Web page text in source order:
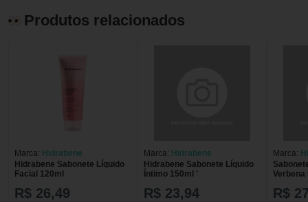
Produtos relacionados
Marca: Hidrabene
Hidrabene Sabonete Líquido
Facial 120ml
R$ 26,49
Marca: Hidrabene
Hidrabene Sabonete Líquido
Íntimo 150ml '
R$ 23,94
Marca:
Verbena
R$